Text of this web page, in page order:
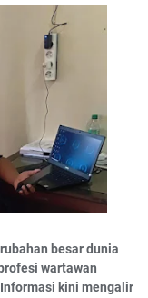
besar dunia
wartawan
kini mengalir